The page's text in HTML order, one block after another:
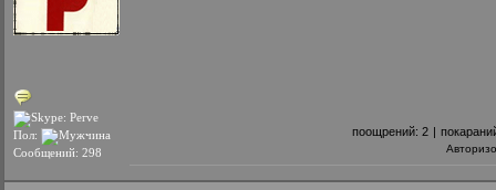
Пол:
Сообщений: 298
поощрений: 2 |